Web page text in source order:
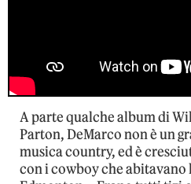
A parte qualche album di
Parton, DeMarco non è un
musica country, ed è
con i cowboy che abitavano